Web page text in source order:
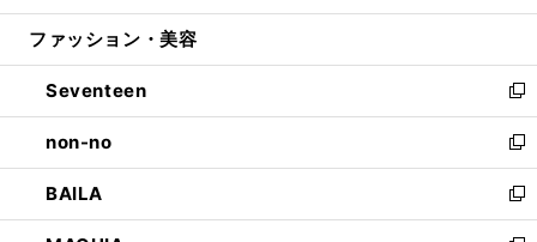
開
ウ
開
く
ン
ウ
で
開
く
ウ
ン
ド
ウ
で
開
く
ファッション・美容
Seventeen
新
し
い
ウ
ィ
ン
non-no
新
し
い
ウ
BAILA
新
し